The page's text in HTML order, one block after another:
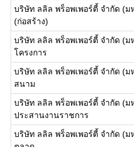
บริษัท ลลิล พร็อพเพอร์ตี้ จำกัด (ม
(ก่อสร้าง)
บริษัท ลลิล พร็อพเพอร์ตี้ จำกัด (ม
โครงการ
บริษัท ลลิล พร็อพเพอร์ตี้ จำกัด (ม
สนาม
บริษัท ลลิล พร็อพเพอร์ตี้ จำกัด (ม
ประสานงานราชการ
บริษัท ลลิล พร็อพเพอร์ตี้ จำกัด (ม